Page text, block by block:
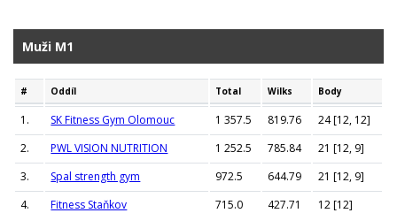
Muži M1
# Oddíl Total Wilks Body
1. SK Fitness Gym Olomouc 1 357.5 819.76
24 [12, 12]
2.
PWL VISION NUTRITION 1 252.5 785.84
21 [12, 9]
3.
Spal strength gym 972.5 644.79
21 [12, 9]
4.
Fitness Staňkov 715.0 427.71
12 [12]